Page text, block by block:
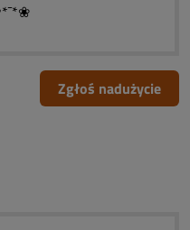
Zgłoś nadużycie